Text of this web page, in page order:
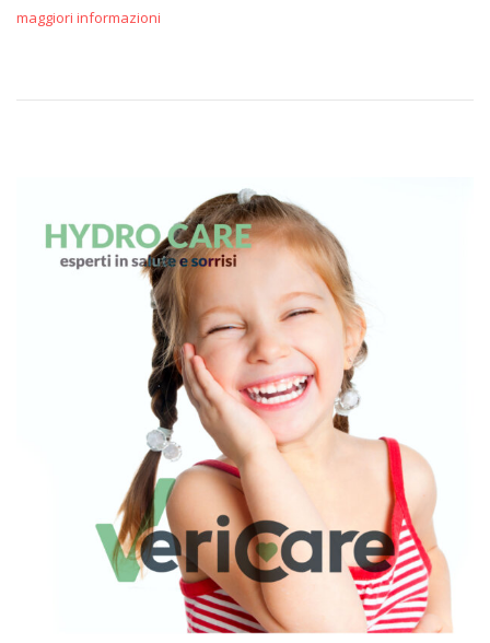
maggiori informazioni